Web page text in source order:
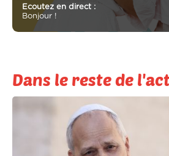
Ecoutez en direct :
Bonjour !
Dans le reste de